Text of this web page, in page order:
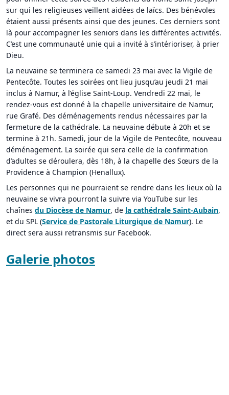
sur qui les religieuses veillent aidées de laïcs. Des bénévoles
étaient aussi présents ainsi que des jeunes. Ces derniers sont
là pour accompagner les seniors dans les différentes activités.
C’est une communauté unie qui a invité à s’intérioriser, à prier
Dieu.
La neuvaine se terminera ce samedi 23 mai avec la Vigile de
Pentecôte. Toutes les soirées ont lieu jusqu’au jeudi 21 mai
inclus à Namur, à l’église Saint-Loup. Vendredi 22 mai, le
rendez-vous est donné à la chapelle universitaire de Namur,
rue Grafé. Des déménagements rendus nécessaires par la
fermeture de la cathédrale. La neuvaine débute à 20h et se
termine à 21h. Samedi, jour de la Vigile de Pentecôte, nouveau
déménagement. La soirée qui sera celle de la confirmation
d’adultes se déroulera, dès 18h, à la chapelle des Sœurs de la
Providence à Champion (Henallux).
Les personnes qui ne pourraient se rendre dans les lieux où la
neuvaine se vivra pourront la suivre via YouTube sur les
chaînes du Diocèse de Namur, de la cathédrale Saint-Aubain,
et du SPL (Service de Pastorale Liturgique de Namur). Le
direct sera aussi retransmis sur Facebook.
Galerie photos